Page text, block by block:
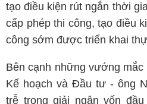
tạo điều kiện rút ngắn thời
cấp phép thi công, tạo điều
công sớm được triển khai
Bên cạnh những vướng
Kế hoạch và Đầu tư - ông
trễ trong giải ngân vốn